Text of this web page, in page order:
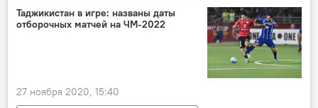
переговоры
Таджикистан
Таджикистан в игре: названы даты
отборочных матчей на ЧМ-2022
27 ноября 2020, 15:40